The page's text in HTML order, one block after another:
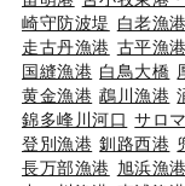
崎守防波堤 白老漁港
走古丹漁港 古平漁港
国縫漁港 白鳥大橋
黄金漁港 鵡川漁港
錦多峰川河口 サロ
登別漁港 釧路西港
長万部漁港 旭浜漁港